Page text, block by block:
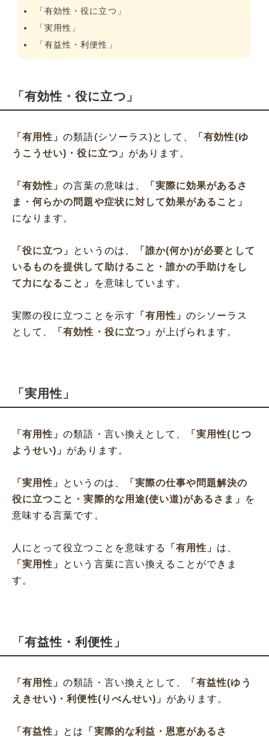
「有効性・役に立つ」
「実用性」
「有益性・利便性」
「有効性・役に立つ」
「有用性」の類語(シソーラス)として、
「有効性(ゆ
うこうせい)・役に立つ」 があります。
「有効性」の言葉の意味は、
「実際に効果があるさ
ま・何らかの問題や症状に対して効果があること」
になります。
「役に立つ」 というのは、
「誰か(何か)が必要として
いるものを提供して助けること・誰かの手助けをし
て力になること」
を意味しています。
実際の役に立つことを示す 「有用性」のシソーラス
として、
「有効性・役に立つ」 が上げられます。
「実用性」
「有用性」の類語・言い換えとして、
「実用性(じつ
ようせい)」 があります。
「実用性」 というのは、
「実際の仕事や問題解決の
役に立つこと・実際的な用途(使い道)があるさま」
を
意味する言葉です。
人にとって役立つことを意味する 「有用性」 は、
「実用性」 という言葉に言い換えることができま
す。
「有益性・利便性」
「有用性」の類語・言い換えとして、
「有益性(ゆう
えきせい)・利便性(りべんせい)」 があります。
「有益性」 とは
「実際的な利益・恩恵があるさ